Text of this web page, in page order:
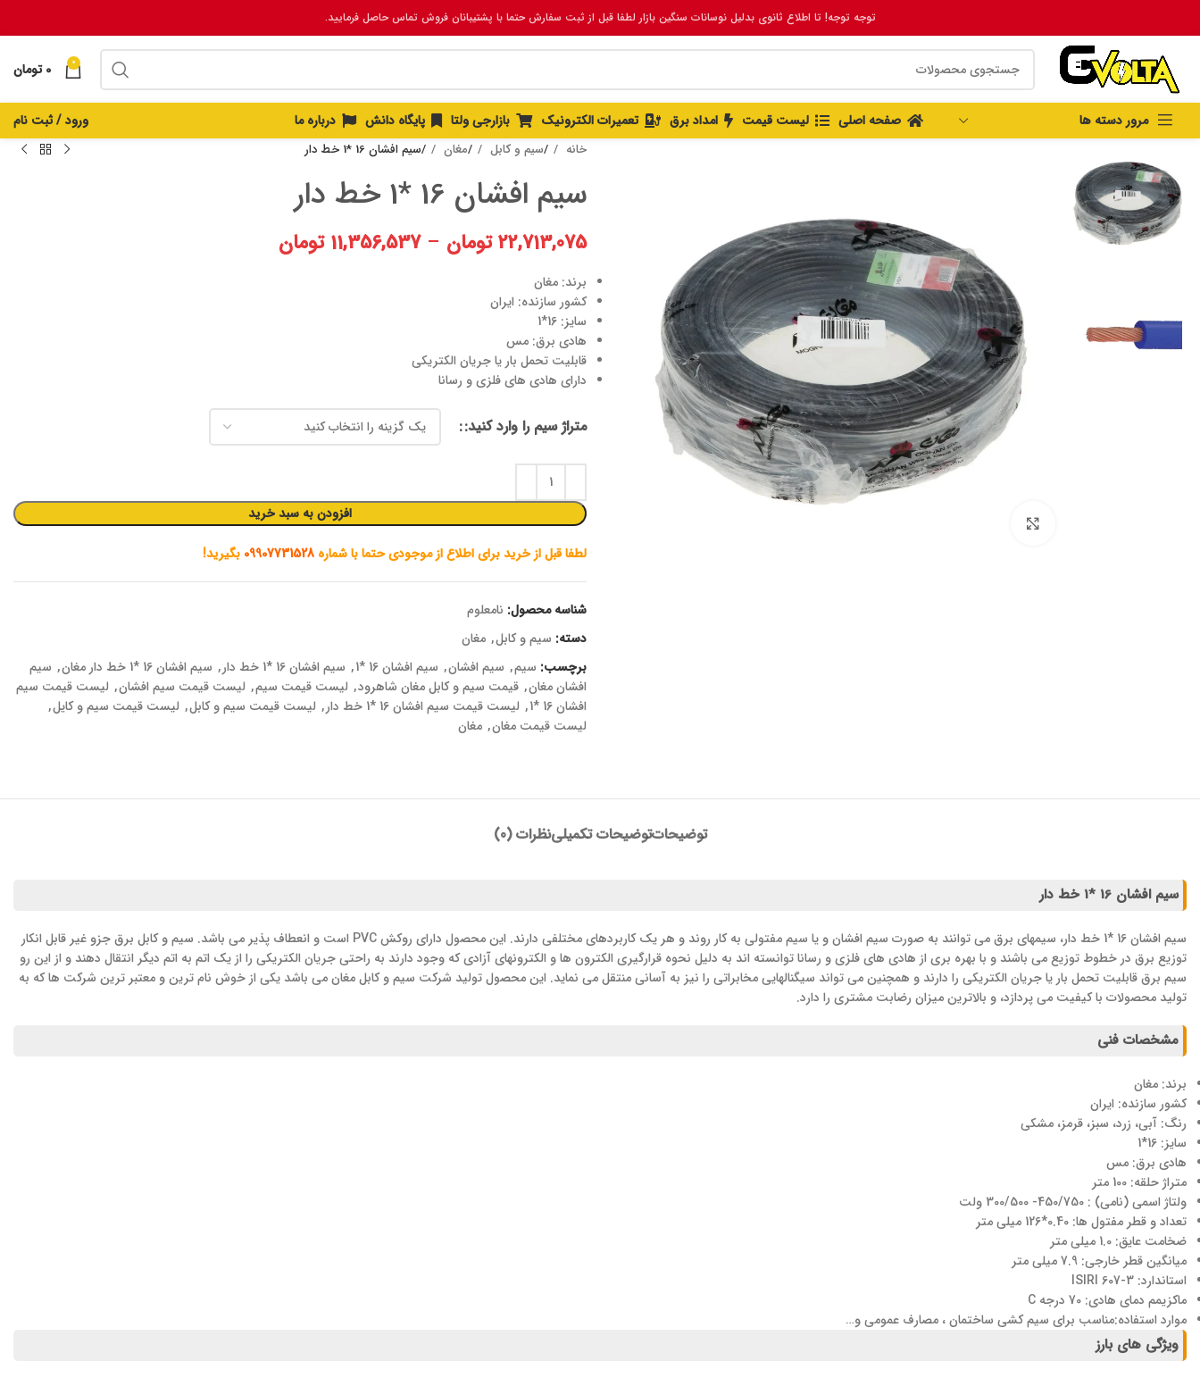
توجه توجه! تا اطلاع ثانوی بدلیل نوسانات سنگین بازار لطفا قبل از ثبت سفارش حتما با پشتیبانان فروش تماس حاصل فرمایید.
0
0 تومان
مرور دسته ها صفحه اصلی لیست قیمت امداد برق تعمیرات الکترونیک بازارجی ولتا پایگاه دانش درباره ما ورود / ثبت نام
خانه سیم و کابل مغان سیم افشان 16 *1 خط دار
سیم افشان 16 *1 خط دار
22,713,075 تومان –
11,356,537 تومان
برند: مغان
کشور سازنده: ایران
سایز: 16*1
هادی برق: مس
قابلیت تحمل بار یا جریان الکتریکی
دارای هادی های فلزی و رسانا
متراژ سیم را وارد کنید:
افزودن به سبد خرید
لطفا قبل از خرید برای اطلاع از موجودی حتما با شماره 09907731528 بگیرید!
شناسه محصول: نامعلوم
دسته: سیم و کابل, مغان
برچسب: سیم, سیم افشان, سیم افشان 16 *1 , سیم افشان 16 *1 خط دار , سیم افشان 16 *1 خط دار مغان , سیم
افشان مغان, قیمت سیم و کابل مغان شاهرود, لیست قیمت سیم, لیست قیمت سیم افشان, لیست قیمت سیم
افشان 16 *1
, لیست قیمت سیم افشان 16 *1 خط دار , لیست قیمت سیم و کابل, لیست قیمت سیم و کایل,
لیست قیمت مغان, مغان
توضیحاتتوضیحات تکمیلینظرات (0)
سیم افشان 16 *1 خط دار
سیم افشان 16 *1 خط دار، سیمهای برق می توانند به صورت سیم افشان و یا سیم مفتولی به کار روند و هر یک کاربردهای مختلفی دارند. این محصول دارای روکش PVC است و انعطاف پذیر می باشد. سیم و کابل برق جزو غیر قابل انکار
توزیع برق در خطوط توزیع می باشند و با بهره بری از هادی های فلزی و رسانا توانسته اند به دلیل نحوه قرارگیری الکترون ها و الکترونهای آزادی که وجود دارند به راحتی جریان الکتریکی را از یک اتم به اتم دیگر انتقال دهند و از این رو
سیم برق قابلیت تحمل بار یا جریان الکتریکی را دارند و همچنین می تواند سیگنالهایی مخابراتی را نیز به آسانی منتقل می نماید. این محصول تولید شرکت سیم و کابل مغان می باشد یکی از خوش نام ترین و معتبر ترین شرکت ها که به
تولید محصولات با کیفیت می پردازد، و بالاترین میزان رضابت مشتری را دارد.
مشخصات فنی
برند: مغان
کشور سازنده: ایران
رنگ: آبی، زرد، سبز، قرمز، مشکی
سایز: 16*1
هادی برق: مس
متراژ حلقه: 100 متر
ولتاژ اسمی (نامی) : 450/750- 300/500 ولت
تعداد و قطر مفتول ها: 0.40*126 میلی متر
ضخامت عایق: 1.0 میلی متر
میانگین قطر خارجی: 7.9 میلی متر
استاندارد: ISIRI 607-3
ماکزیمم دمای هادی: 70 درجه C
موارد استفاده:مناسب برای سیم کشی ساختمان ، مصارف عمومی و…
ویژگی های بارز